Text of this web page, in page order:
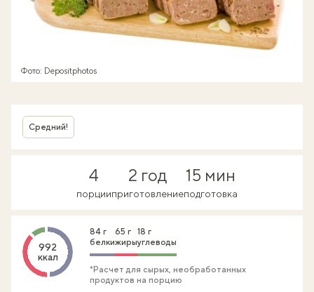
Фото: Depositphotos
Средний!
4
порции
2 год
приготовление
15 мин
подготовка
992
ккал
84 г
белки
65 г
жиры
18 г
углеводы
*Расчет для сырых, необработанных
продуктов на порцию